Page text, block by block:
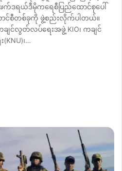
ဒရယ်ဒီမိုကရေစီပြည်ထောင်စုပေါ်
ောင်စီတစ်ခုကို ဖွဲ့စည်းလိုက်ပါတယ်။
ျင်လွတ်လပ်ရေးအဖွဲ့ KIO၊ ကချင်
၊…